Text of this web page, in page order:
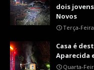
dois jovens
Novos
Terça-
Casa é
Aparecida
Quarta-